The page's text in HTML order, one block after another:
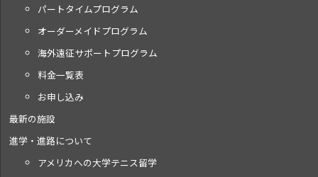
パートタイムプログラム
オーダーメイドプログラム
海外遠征サポートプログラム
料金一覧表
お申し込み
最新の施設
進学・進路について
アメリカへの大学テニス留学